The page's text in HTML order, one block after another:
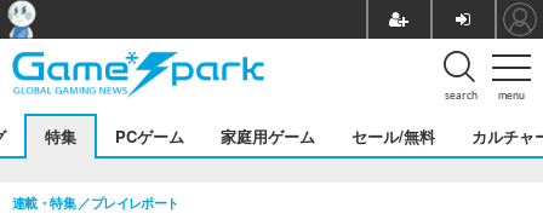
menu
search
特集 PCゲーム 家庭用ゲーム セール/無料 カルチャ
連載・特集 プレイレポート